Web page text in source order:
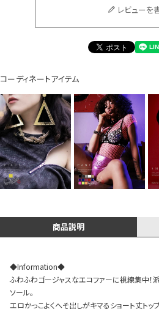
スタッフコーディネート
レビューを
コーディネートアイテム
商品説明
◆Information◆
ふわふわゴージャスなエコファーに視線集中！
ソール。
エロかっこよくへそ出しがキマるショート丈ト